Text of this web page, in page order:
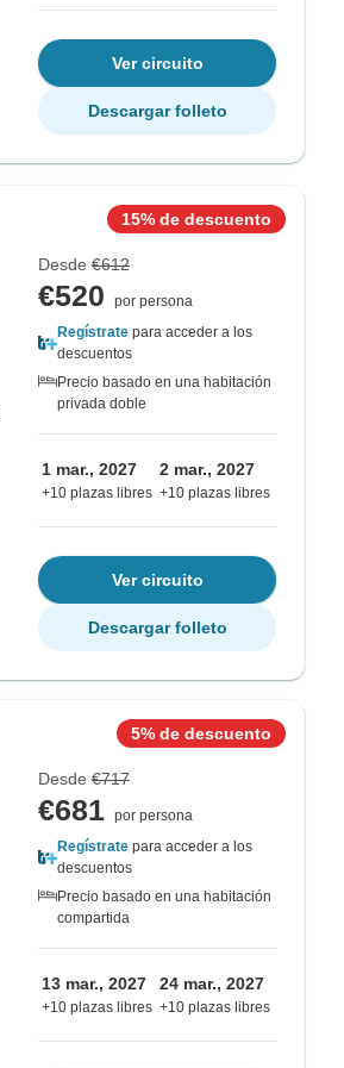
Ver circuito
Descargar folleto
15% de descuento
Desde €612
€520
por persona
Regístrate para acceder a los
descuentos
Precio basado en una habitación
privada doble
1 mar., 2027
+10 plazas libres
2 mar., 2027
+10 plazas libres
Ver circuito
Descargar folleto
5% de descuento
Desde €717
€681 por persona
Regístrate para acceder a los
descuentos
Precio basado en una habitación
compartida
13 mar., 2027
+10 plazas libres
24 mar., 2027
+10 plazas libres